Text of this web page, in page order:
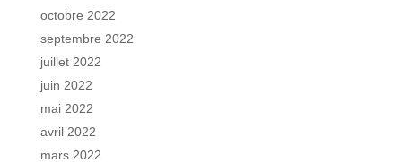
octobre 2022
septembre 2022
juillet 2022
juin 2022
mai 2022
avril 2022
mars 2022